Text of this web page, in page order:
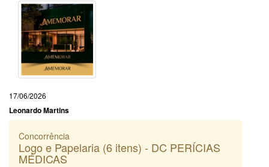
17/06/2026
Leonardo Martins
Concorrência
Logo e Papelaria (6 itens) - DC PERÍCIAS
MÉDICAS